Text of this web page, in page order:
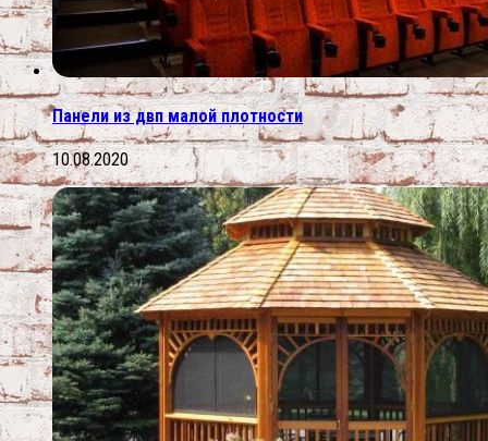
Панели из двп малой плотности
10.08.2020